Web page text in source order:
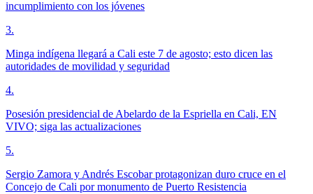
incumplimiento con los jóvenes
3.
Minga indígena llegará a Cali este 7 de agosto; esto dicen las
autoridades de movilidad y seguridad
4.
Posesión presidencial de Abelardo de la Espriella en Cali, EN
VIVO; siga las actualizaciones
5.
Sergio Zamora y Andrés Escobar protagonizan duro cruce en el
Concejo de Cali por monumento de Puerto Resistencia